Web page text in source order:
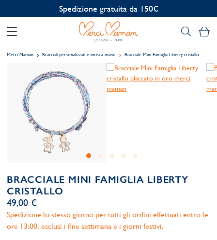
Personalizzazione gratuita
Il
Merci Maman Bracciali personalizzati e incisi a mano Bracciale Mini Famiglia Liberty cristallo
BRACCIALE MINI FAMIGLIA LIBERTY
CRISTALLO
49,00 €
Spedizione lo stesso giorno per tutti gli ordini effettuati entro le
ore 13:00, esclusi i fine settimana e i giorni festivi.